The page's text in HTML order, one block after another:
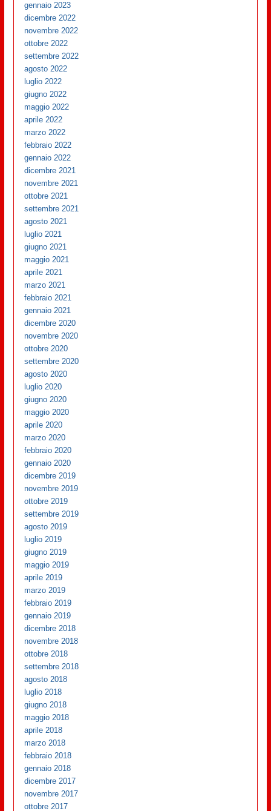
gennaio 2023
dicembre 2022
novembre 2022
ottobre 2022
settembre 2022
agosto 2022
luglio 2022
giugno 2022
maggio 2022
aprile 2022
marzo 2022
febbraio 2022
gennaio 2022
dicembre 2021
novembre 2021
ottobre 2021
settembre 2021
agosto 2021
luglio 2021
giugno 2021
maggio 2021
aprile 2021
marzo 2021
febbraio 2021
gennaio 2021
dicembre 2020
novembre 2020
ottobre 2020
settembre 2020
agosto 2020
luglio 2020
giugno 2020
maggio 2020
aprile 2020
marzo 2020
febbraio 2020
gennaio 2020
dicembre 2019
novembre 2019
ottobre 2019
settembre 2019
agosto 2019
luglio 2019
giugno 2019
maggio 2019
aprile 2019
marzo 2019
febbraio 2019
gennaio 2019
dicembre 2018
novembre 2018
ottobre 2018
settembre 2018
agosto 2018
luglio 2018
giugno 2018
maggio 2018
aprile 2018
marzo 2018
febbraio 2018
gennaio 2018
dicembre 2017
novembre 2017
ottobre 2017